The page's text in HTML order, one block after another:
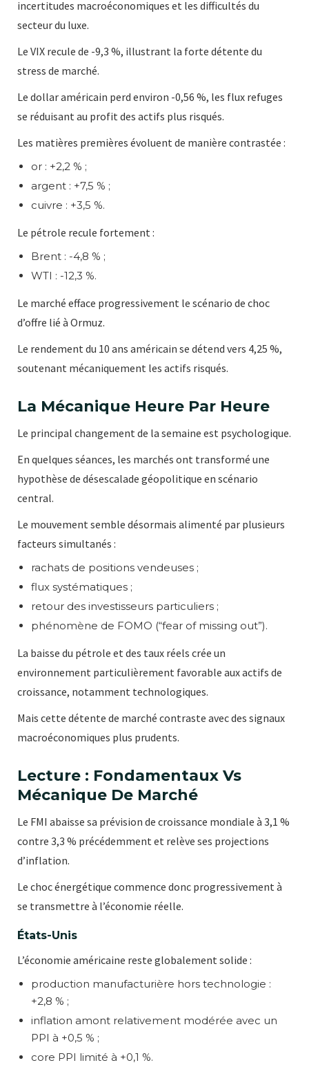
incertitudes macroéconomiques et les difficultés du
secteur du luxe.
Le VIX recule de -9,3 %, illustrant la forte détente du
stress de marché.
Le dollar américain perd environ -0,56 %, les flux refuges
se réduisant au profit des actifs plus risqués.
Les matières premières évoluent de manière contrastée :
or : +2,2 % ;
argent : +7,5 % ;
cuivre : +3,5 %.
Le pétrole recule fortement :
Brent : -4,8 % ;
WTI : -12,3 %.
Le marché efface progressivement le scénario de choc
d’offre lié à Ormuz.
Le rendement du 10 ans américain se détend vers 4,25 %,
soutenant mécaniquement les actifs risqués.
La Mécanique Heure Par Heure
Le principal changement de la semaine est psychologique.
En quelques séances, les marchés ont transformé une
hypothèse de désescalade géopolitique en scénario
central.
Le mouvement semble désormais alimenté par plusieurs
facteurs simultanés :
rachats de positions vendeuses ;
flux systématiques ;
retour des investisseurs particuliers ;
phénomène de FOMO (“fear of missing out”).
La baisse du pétrole et des taux réels crée un
environnement particulièrement favorable aux actifs de
croissance, notamment technologiques.
Mais cette détente de marché contraste avec des signaux
macroéconomiques plus prudents.
Lecture : Fondamentaux Vs
Mécanique De Marché
Le FMI abaisse sa prévision de croissance mondiale à 3,1 %
contre 3,3 % précédemment et relève ses projections
d’inflation.
Le choc énergétique commence donc progressivement à
se transmettre à l’économie réelle.
États-Unis
L’économie américaine reste globalement solide :
production manufacturière hors technologie :
+2,8 % ;
inflation amont relativement modérée avec un
PPI à +0,5 % ;
core PPI limité à +0,1 %.